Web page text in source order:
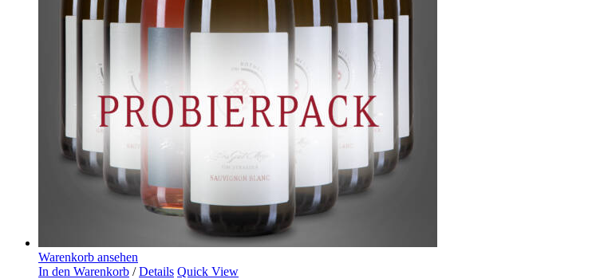
Warenkorb ansehen
In den Warenkorb / Details Quick View